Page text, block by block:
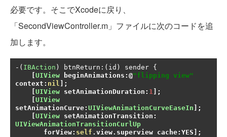
必要です。そこでXcodeに戻り、
「SecondViewController.m」ファイルに次のコードを追
加します。
-( IBAction ) btnReturn :( id ) sender {
UIView beginAnimations :@"flipping view"
context : nil ];
UIView setAnimationDuration : 1 ];
UIView
setAnimationCurve: UIViewAnimationCurveEaseIn ];
UIView setAnimationTransition :
UIViewAnimationTransitionCurlUp
       forView
: self . view. superview cache: YES ];